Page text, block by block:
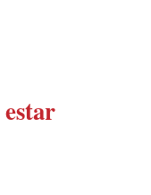
estar